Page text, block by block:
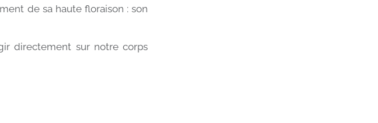
de sa haute floraison : son
directement sur notre corps